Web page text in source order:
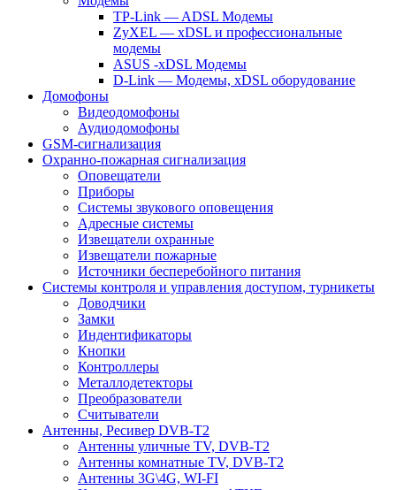
TP-Link — ADSL Модемы
ZyXEL — xDSL и профессиональные
модемы
ASUS -xDSL Модемы
D-Link — Модемы, xDSL оборудование
Домофоны
Видеодомофоны
Аудиодомофоны
GSM-сигнализация
Охранно-пожарная сигнализация
Оповещатели
Приборы
Системы звукового оповещения
Адресные системы
Извещатели охранные
Извещатели пожарные
Источники бесперебойного питания
Системы контроля и управления доступом, турникеты
Доводчики
Замки
Индентификаторы
Кнопки
Контроллеры
Металлодетекторы
Преобразователи
Считыватели
Антенны, Ресивер DVB-T2
Антенны уличные TV, DVB-T2
Антенны комнатные TV, DVB-T2
Антенны 3G\4G, WI-FI